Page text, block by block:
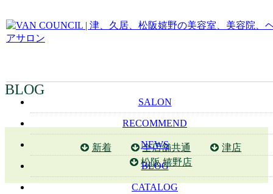
BLOG
新着 全店舗共通
津店
松阪 嬉野店
SALON
RECOMMEND
NEWS
BLOG
CATALOG